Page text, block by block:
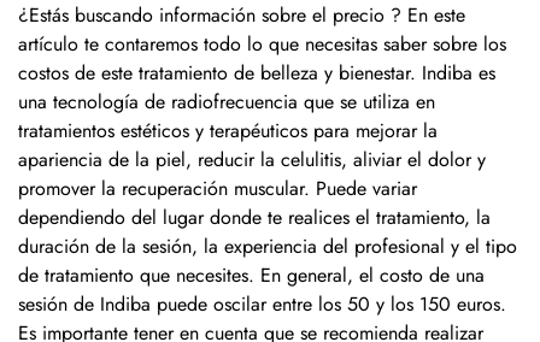
¿Estás buscando información sobre el precio ? En este
artículo te contaremos todo lo que necesitas saber sobre los
costos de este tratamiento de belleza y bienestar. Indiba es
una tecnología de radiofrecuencia que se utiliza en
tratamientos estéticos y terapéuticos para mejorar la
apariencia de la piel, reducir la celulitis, aliviar el dolor y
promover la recuperación muscular. Puede variar
dependiendo del lugar donde te realices el tratamiento, la
duración de la sesión, la experiencia del profesional y el tipo
de tratamiento que necesites. En general, el costo de una
sesión de Indiba puede oscilar entre los 50 y los 150 euros.
Es importante tener en cuenta que se recomienda realizar